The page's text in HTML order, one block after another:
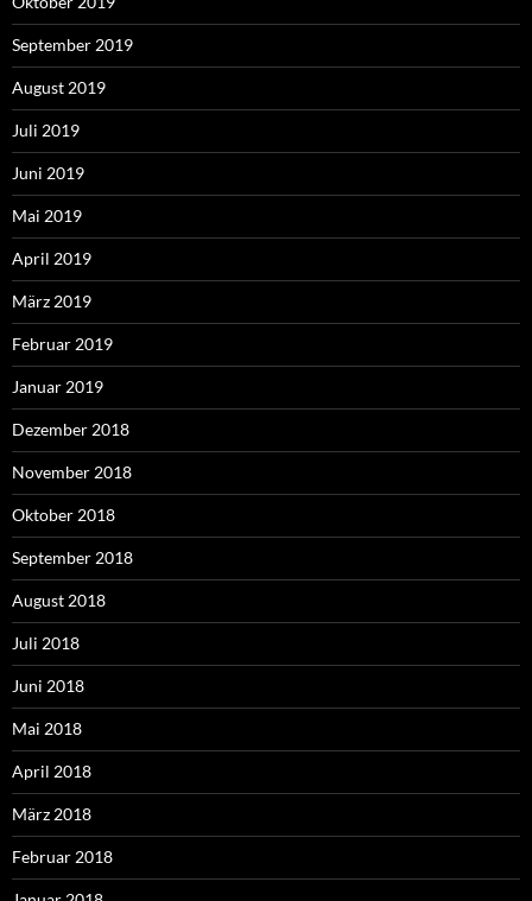
September 2019
August 2019
Juli 2019
Juni 2019
Mai 2019
April 2019
März 2019
Februar 2019
Januar 2019
Dezember 2018
November 2018
Oktober 2018
September 2018
August 2018
Juli 2018
Juni 2018
Mai 2018
April 2018
März 2018
Februar 2018